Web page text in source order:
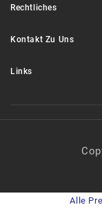
Rechtliches
Kontakt Zu Uns
Links
Alle